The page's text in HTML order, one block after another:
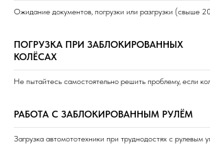
Ожидание документов, погрузки или разгрузки (свыше
ПОГРУЗКА ПРИ ЗАБЛОКИРОВАННЫХ
КОЛЁСАХ
Не пытайтесь самостоятельно решить проблему, если
РАБОТА С ЗАБЛОКИРОВАННЫМ РУЛЁМ
Загрузка автомототехники при труднодостях с рулевым